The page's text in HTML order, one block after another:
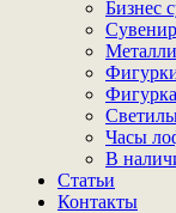
Бизнес
Часы
В
Статьи
Контакты